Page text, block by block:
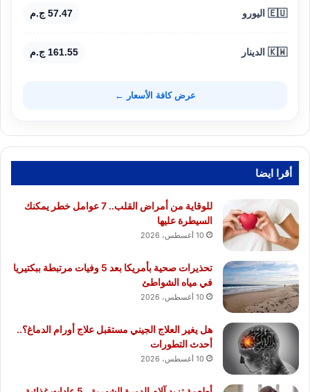
🇪🇺 اليورو 57.47 ج.م
🇰🇼 الدينار 161.55 ج.م
عرض كافة الأسعار ←
أقرا ايضا
للوقاية من أمراض القلب.. 7 عوامل خطر يمكنك
السيطرة عليها
10 أغسطس، 2026
تحذيرات صحية بأمريكا بعد 5 وفيات مرتبطة ببكتيريا
في مياه الشواطئ
10 أغسطس، 2026
هل يغير العلاج الجيني مستقبل علاج أورام الدماغ؟..
أحدث التطورات
10 أغسطس، 2026